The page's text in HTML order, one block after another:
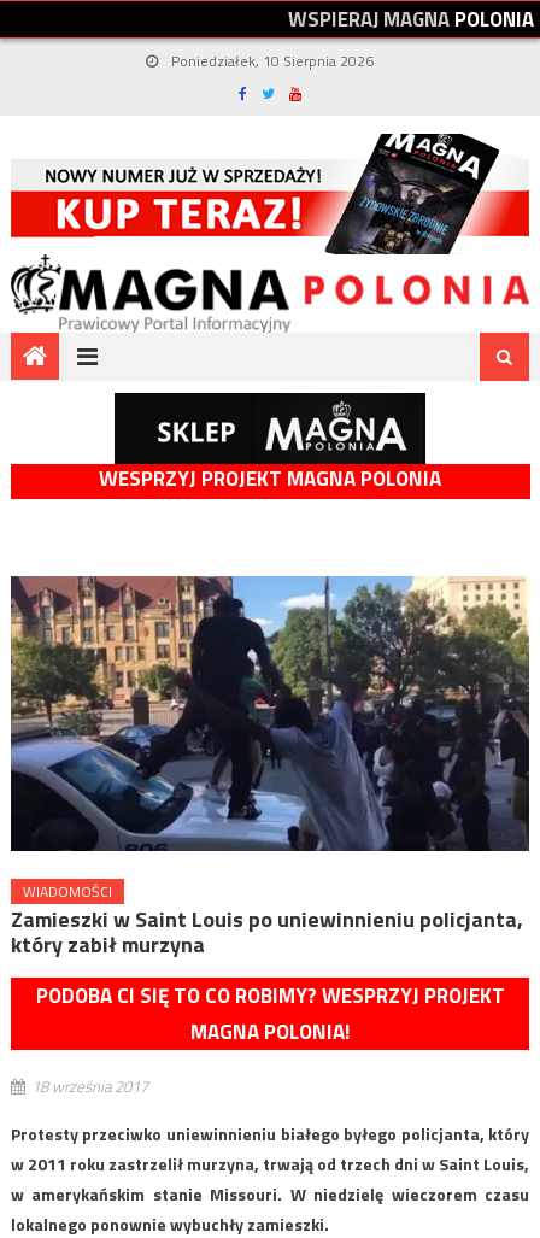
WSPIERAJMAGNAPOLONIA
Poniedziałek, 10 Sierpnia 2026
WESPRZYJ PROJEKT MAGNA POLONIA
WIADOMOŚCI
Zamieszki w Saint Louis po uniewinnieniu policjanta,
który zabił murzyna
PODOBA CI SIĘ TO CO ROBIMY? WESPRZYJ PROJEKT
MAGNA POLONIA!
18 września 2017
Protesty przeciwko uniewinnieniu białego byłego policjanta, który
w 2011 roku zastrzelił murzyna, trwają od trzech dni w Saint Louis,
w amerykańskim stanie Missouri. W niedzielę wieczorem czasu
lokalnego ponownie wybuchły zamieszki.